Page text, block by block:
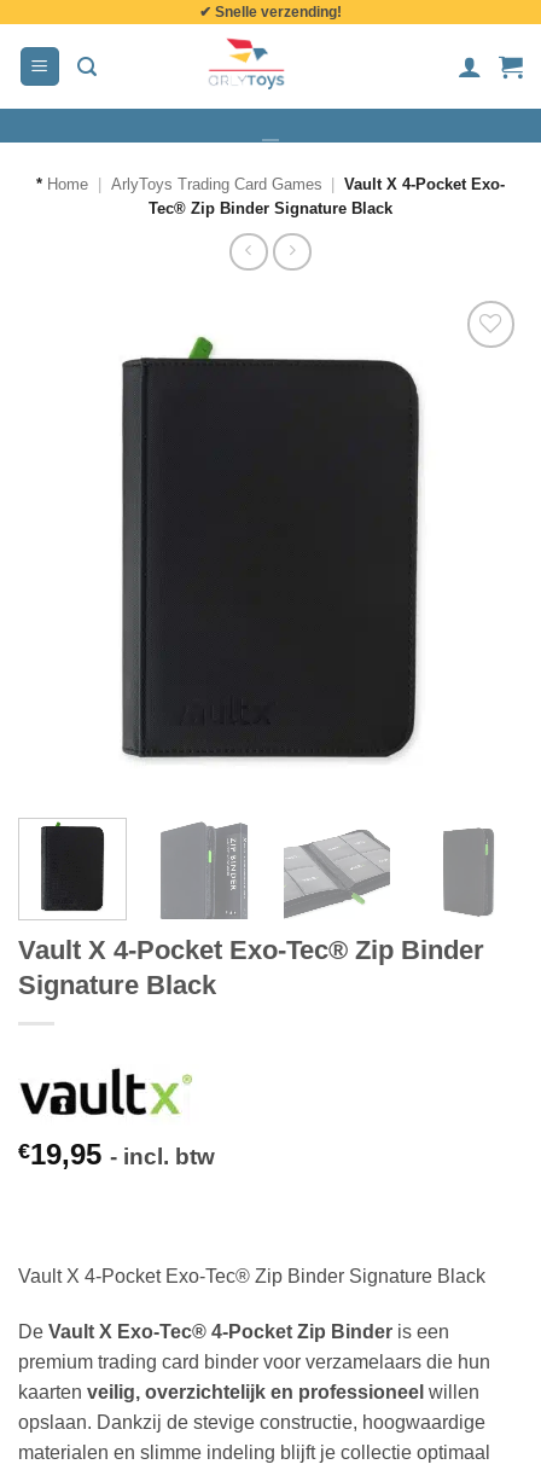
inhoud
✔ Snelle verzending!
* Home ArlyToys Trading Card Games
Vault X 4-Pocket Exo-
Tec® Zip Binder Signature Black
Vault X 4-Pocket Exo-Tec® Zip Binder
Signature Black
€19,95 - incl. btw
Vault X 4-Pocket Exo-Tec® Zip Binder Signature Black
De Vault X Exo-Tec® 4-Pocket Zip Binder is een
premium trading card binder voor verzamelaars die hun
kaarten veilig, overzichtelijk en professioneel willen
opslaan. Dankzij de stevige constructie, hoogwaardige
materialen en slimme indeling blijft je collectie optimaal